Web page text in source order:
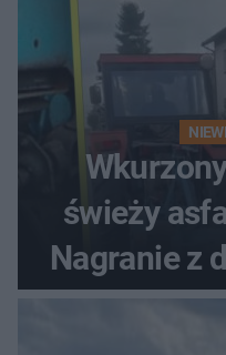
świeży
Nagranie z